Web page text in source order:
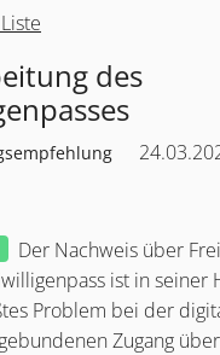
des
Der Nachweis über
ist in seiner
Problem bei der
Zugang